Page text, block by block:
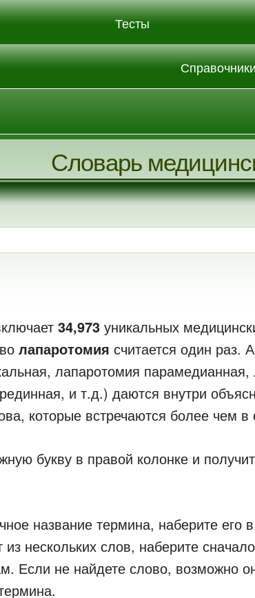
Тесты
Словарь
34,973 уникальных
лапаротомия считается один раз.
лапаротомия парамедианная,
и т.д.) даются внутри
которые встречаются более чем в
букву в правой колонке и
название термина, наберите
из нескольких слов, наберите
Если не найдете слово, возможно